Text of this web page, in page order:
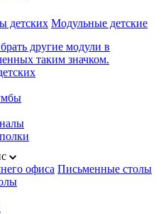
детских Модульные детские
другие модули в
таким значком.
офиса Письменные столы